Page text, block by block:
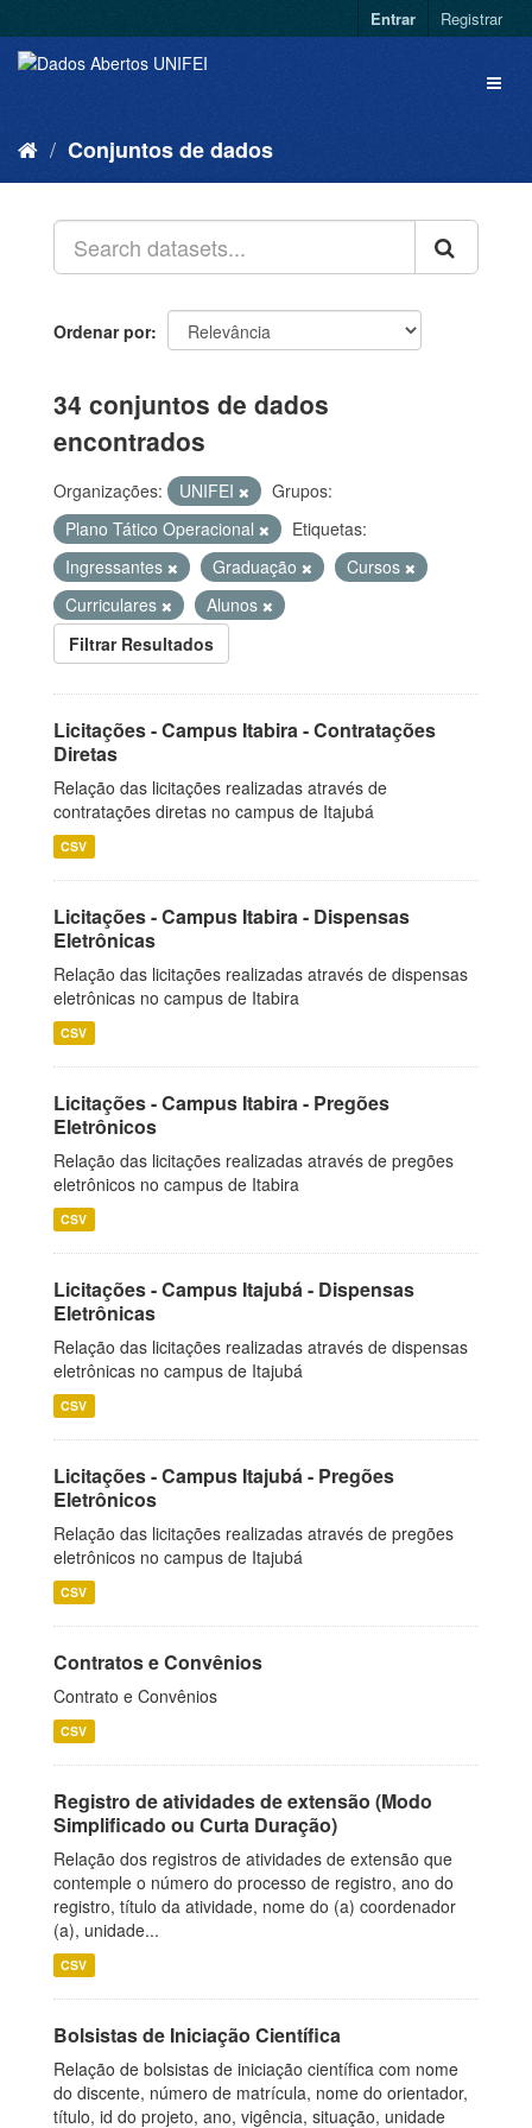
Entrar Registrar
Conjuntos de dados
Ordenar por
34 conjuntos de dados
encontrados
Organizações: UNIFEI
Grupos:
Plano Tático Operacional
Etiquetas:
Ingressantes
Graduação
Cursos
Curriculares
Alunos
Filtrar Resultados
Licitações - Campus Itabira - Contratações
Diretas
Relação das licitações realizadas através de
contratações diretas no campus de Itajubá
CSV
Licitações - Campus Itabira - Dispensas
Eletrônicas
Relação das licitações realizadas através de dispensas
eletrônicas no campus de Itabira
CSV
Licitações - Campus Itabira - Pregões
Eletrônicos
Relação das licitações realizadas através de pregões
eletrônicos no campus de Itabira
CSV
Licitações - Campus Itajubá - Dispensas
Eletrônicas
Relação das licitações realizadas através de dispensas
eletrônicas no campus de Itajubá
CSV
Licitações - Campus Itajubá - Pregões
Eletrônicos
Relação das licitações realizadas através de pregões
eletrônicos no campus de Itajubá
CSV
Contratos e Convênios
Contrato e Convênios
CSV
Registro de atividades de extensão (Modo
Simplificado ou Curta Duração)
Relação dos registros de atividades de extensão que
contemple o número do processo de registro, ano do
registro, título da atividade, nome do (a) coordenador
(a), unidade...
CSV
Bolsistas de Iniciação Científica
Relação de bolsistas de iniciação científica com nome
do discente, número de matrícula, nome do orientador,
título, id do projeto, ano, vigência, situação, unidade